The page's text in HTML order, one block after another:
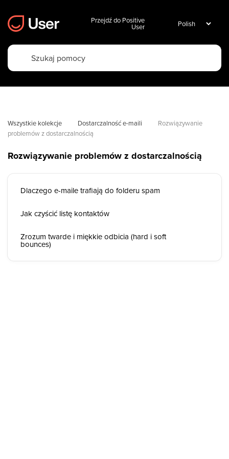
Przejdź do Positive
User
Wszystkie kolekcje Dostarczalność e-maili
Rozwiązywanie
problemów z dostarczalnością
Rozwiązywanie problemów z dostarczalnością
Dlaczego e-maile trafiają do folderu spam
Jak czyścić listę kontaktów
Zrozum twarde i miękkie odbicia (hard i soft
bounces)